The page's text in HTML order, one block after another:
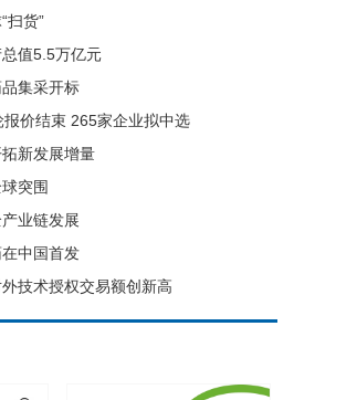
扫货”
总值5.5万亿元
集采开标
价结束 265家企业拟中选
新发展增量
突围
业链发展
中国首发
外技术授权交易额创新高